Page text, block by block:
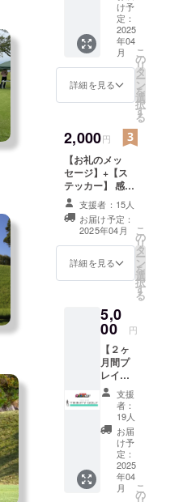
ところから
まったゴル
フですが、
日本のゴル
フ市場が、
ゴルフ場環
境がありな
がら、団塊
世代をピー
クとしたプ
レイヤーの
高齢化とい
う大きな課
題に直面し
知りまし
た。大好き
なゴルフの
業界になん
とか貢献し
たい。たと
え微力で
も、これま
でエンター
テイメント
業界で培っ
頂けま
す。 ＊
プレイ
フィ無
料（土
日祝も
対象）
す。 ＊
提携
コース
全てご
利用の
対象で
す。 ＊
リター
ンはお
１回の
み利用
（複数
購入さ
れても
同じ方
が２回
以上利
用する
事はで
きませ
ん。）
＊本リ
ターン
購入に
は会員
規約・
ス：
2,000
円】
1ヶ月間
トリニ
ティゴ
ルフの
全ての
サービ
利用頂
けます
＊プレ
イフィ
無料
（土日
祝も対
象） ＊
提携
コース
全てご
限はあ
りませ
ん。期
間中何
度でも
ご利用
頂けま
す。 ＊
お一人
でお申
し込み
コース
を組み
合わせ
てのご
け予
定：
2025
年04
月
詳細を見る
こ
の
リ
タ
ー
ン
を
選
択
す
る
2,000円
【お礼のメッ
セージ】+【ス
テッカー】 感謝
の気持ちを込め
て、お礼のメッ
セージをお送り
します。 ステッ
カーサイズ：
5cm＊20cm
支援者：15人
お届け予定：
2025年04月
詳細を見る
こ
の
リ
タ
ー
ン
を
選
択
す
る
5,0
00 円
【２ヶ
月間プ
レイ
フィ無
料＊ラ
ウンド
し放題
コー
ス：
5,000
円】
２ヶ月
支援
者：
19人
お届
け予
定：
2025
年04
月
こ
の